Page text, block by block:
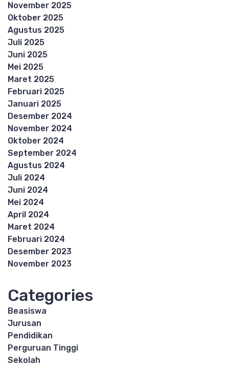
November 2025
Oktober 2025
Agustus 2025
Juli 2025
Juni 2025
Mei 2025
Maret 2025
Februari 2025
Januari 2025
Desember 2024
November 2024
Oktober 2024
September 2024
Agustus 2024
Juli 2024
Juni 2024
Mei 2024
April 2024
Maret 2024
Februari 2024
Desember 2023
November 2023
Categories
Beasiswa
Jurusan
Pendidikan
Perguruan Tinggi
Sekolah